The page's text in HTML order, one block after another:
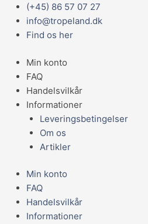
indholdet
(+45) 86 57 07 27
info@tropeland.dk
Find os her
Min konto
FAQ
Handelsvilkår
Informationer
Leveringsbetingelser
Om os
Artikler
Min konto
FAQ
Handelsvilkår
Informationer
Main
Menu
D&D
TOV
BOLD
STR.
XS
18,5M/
Ø10MM.
BEIGE